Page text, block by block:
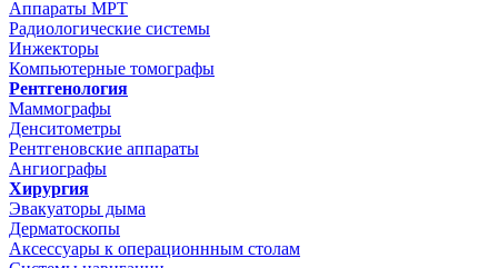
Аппараты МРТ
Радиологические системы
Инжекторы
Компьютерные томографы
Рентгенология
Маммографы
Денситометры
Рентгеновские аппараты
Ангиографы
Хирургия
Эвакуаторы дыма
Дерматоскопы
Аксессуары к операционнным столам